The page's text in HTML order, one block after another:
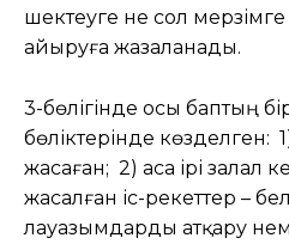
шектеуге не сол
айыруға жазаланады.
3-бөлігінде осы баптың
бөліктерінде көзделген:
жасаған; 2) аса ірі залал
жасалған іс-әрекеттер –
лауазымдарды атқару